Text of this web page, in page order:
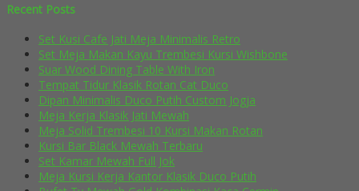
Recent Posts
Set Kusi Cafe Jati Meja Minimalis Retro
Set Meja Makan Kayu Trembesi Kursi Wishbone
Suar Wood Dining Table With Iron
Tempat Tidur Klasik Rotan Cat Duco
Dipan Minimalis Duco Putih Custom Jogja
Meja Kerja Klasik Jati Mewah
Meja Solid Trembesi 10 Kursi Makan Rotan
Kursi Bar Black Mewah Terbaru
Set Kamar Mewah Full Jok
Meja Kursi Kerja Kantor Klasik Duco Putih